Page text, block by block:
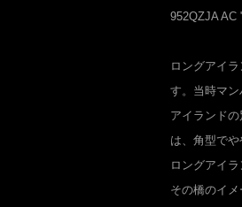
952QZJA AC
ロングアイ
す。当時マ
アイランド
は、角型で
ロングアイ
その橋のイ